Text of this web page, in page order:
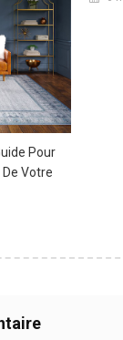
Pour
Votre